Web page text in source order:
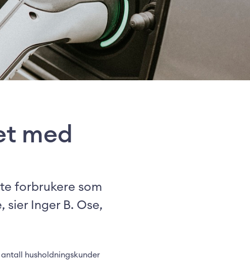
med
forbrukere som
Inger B. Ose,
husholdningskunder